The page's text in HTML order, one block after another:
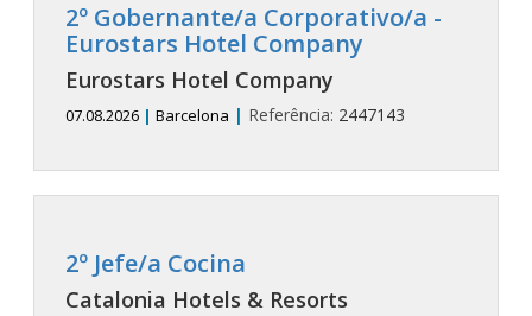
2º Gobernante/a Corporativo/a -
Eurostars Hotel Company
Eurostars Hotel Company
07.08.2026 | Barcelona | Referência: 2447143
2º Jefe/a Cocina
Catalonia Hotels & Resorts